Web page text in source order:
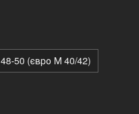
48-50 (євро М 40/42)